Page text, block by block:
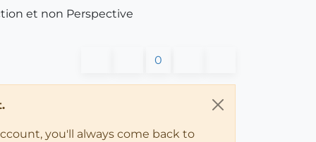
et non Perspective
0
you'll always come back to